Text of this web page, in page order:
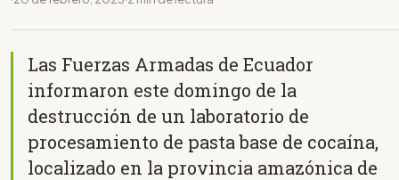
Las Fuerzas Armadas de Ecuador
informaron este domingo de la
destrucción de un laboratorio de
procesamiento de pasta base de cocaína,
localizado en la provincia amazónica de